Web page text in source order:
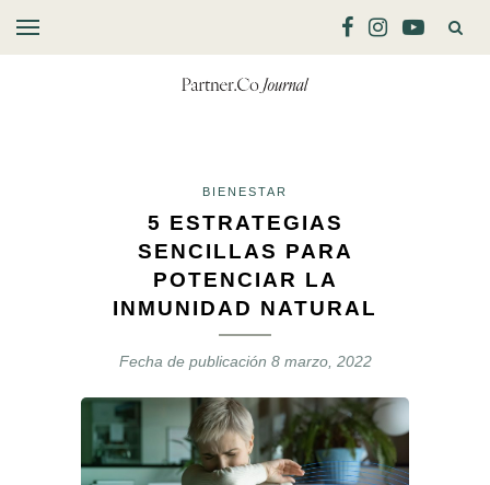
BIENESTAR
5 ESTRATEGIAS
SENCILLAS PARA
POTENCIAR LA
INMUNIDAD NATURAL
Fecha de publicación 8 marzo, 2022